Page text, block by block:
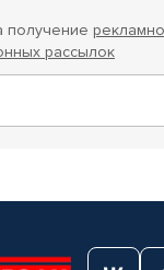
получение
рассылок